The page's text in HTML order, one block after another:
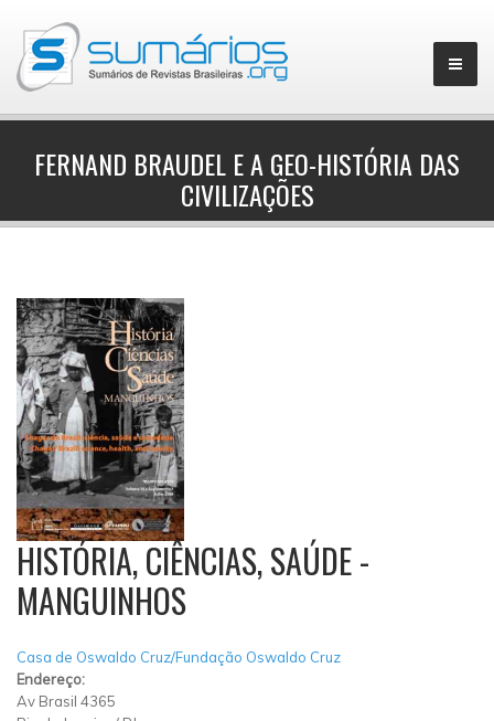
FERNAND BRAUDEL E A GEO-HISTÓRIA DAS
CIVILIZAÇÕES
HISTÓRIA, CIÊNCIAS, SAÚDE -
MANGUINHOS
Casa de Oswaldo Cruz/Fundação Oswaldo Cruz
Endereço:
Av Brasil 4365